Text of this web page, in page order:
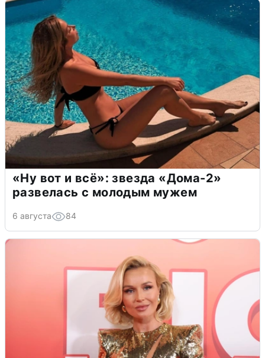
«Ну вот и всё»: звезда «Дома-2»
развелась с молодым мужем
6 августа 84